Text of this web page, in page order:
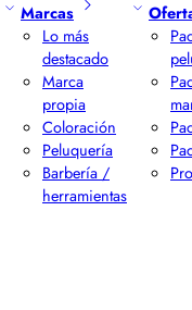
Marcas
Lo más
destacado
Marca
propia
Coloración
Peluquería
Barbería /
herramientas